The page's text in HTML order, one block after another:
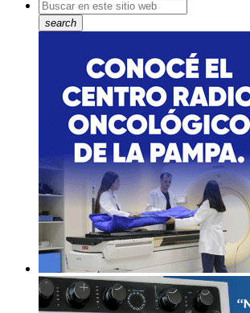
search